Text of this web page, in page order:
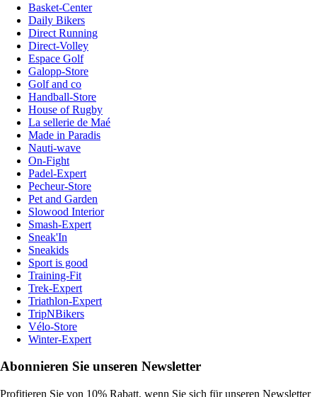
Basket-Center
Daily Bikers
Direct Running
Direct-Volley
Espace Golf
Galopp-Store
Golf and co
Handball-Store
House of Rugby
La sellerie de Maé
Made in Paradis
Nauti-wave
On-Fight
Padel-Expert
Pecheur-Store
Pet and Garden
Slowood Interior
Smash-Expert
Sneak'In
Sneakids
Sport is good
Training-Fit
Trek-Expert
Triathlon-Expert
TripNBikers
Vélo-Store
Winter-Expert
Abonnieren Sie unseren Newsletter
Profitieren Sie von 10% Rabatt, wenn Sie sich für unseren Newsletter